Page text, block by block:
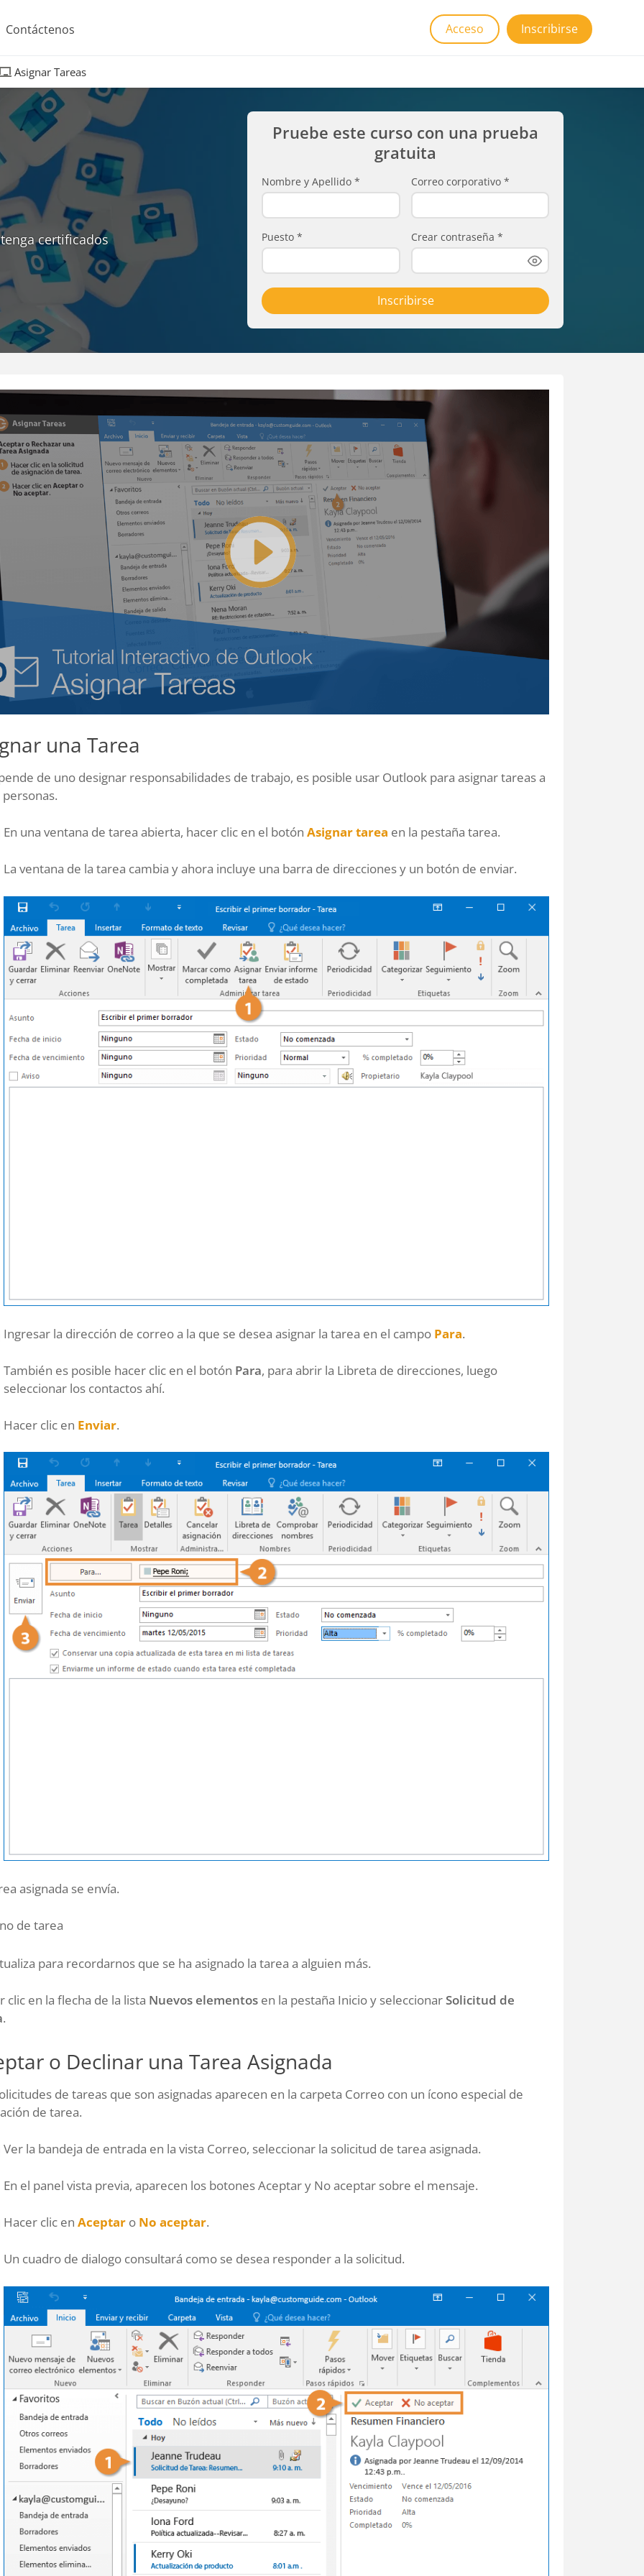
Contáctenos Acceso Inscribirse
Asignar Tareas
certificados
Pruebe este curso con una prueba
gratuita
Nombre y Apellido * Correo corporativo *
Puesto * Crear contraseña *
Inscribirse
una Tarea
de uno designar responsabilidades de trabajo, es posible usar Outlook para asignar tareas a
En una ventana de tarea abierta, hacer clic en el botón Asignar tarea en la pestaña tarea.
La ventana de la tarea cambia y ahora incluye una barra de direcciones y un botón de enviar.
Ingresar la dirección de correo a la que se desea asignar la tarea en el campo Para.
También es posible hacer clic en el botón Para, para abrir la Libreta de direcciones, luego
seleccionar los contactos ahí.
Hacer clic en Enviar.
asignada se envía.
de tarea
para recordarnos que se ha asignado la tarea a alguien más.
clic en la flecha de la lista Nuevos elementos en la pestaña Inicio y seleccionarSolicitud de
.
o Declinar una Tarea Asignada
de tareas que son asignadas aparecen en la carpeta Correo con un ícono especial de
de tarea.
Ver la bandeja de entrada en la vista Correo, seleccionar la solicitud de tarea asignada.
En el panel vista previa, aparecen los botones Aceptar y No aceptar sobre el mensaje.
Hacer clic en Aceptar o No aceptar.
Un cuadro de dialogo consultará como se desea responder a la solicitud.